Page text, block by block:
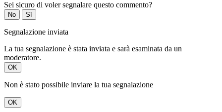
Sei sicuro di voler segnalare questo commento?
No Sì
Segnalazione inviata
La tua segnalazione è stata inviata e sarà esaminata da un
moderatore.
OK
Non è stato possibile inviare la tua segnalazione
OK